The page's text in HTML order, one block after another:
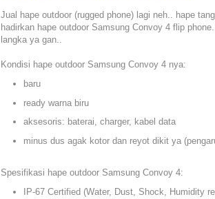
Jual hape outdoor (rugged phone) lagi neh.. hape
hadirkan hape outdoor Samsung Convoy 4 flip
langka ya gan..
Kondisi hape outdoor Samsung Convoy 4 nya:
baru
ready warna biru
aksesoris: baterai, charger, kabel data
minus dus agak kotor dan reyot dikit ya
Spesifikasi hape outdoor Samsung Convoy 4:
IP-67 Certified (Water, Dust, Shock, Humidity